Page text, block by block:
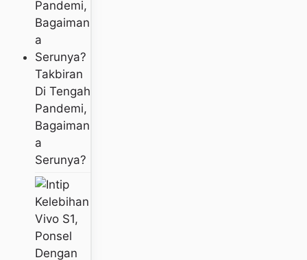
Takbiran
Di Tengah
Pandemi,
Bagaiman
A
Serunya?